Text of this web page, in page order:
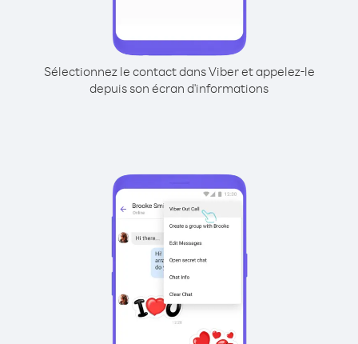
Sélectionnez le contact dans Viber et appelez-le
depuis son écran d'informations